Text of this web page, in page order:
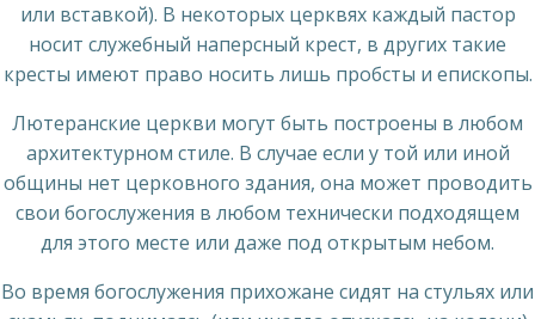
или вставкой). В некоторых церквях каждый пастор
носит служебный наперсный крест, в других такие
кресты имеют право носить лишь пробсты и епископы.
Лютеранские церкви могут быть построены в любом
архитектурном стиле. В случае если у той или иной
общины нет церковного здания, она может проводить
свои богослужения в любом технически подходящем
для этого месте или даже под открытым небом.
Во время богослужения прихожане сидят на стульях или